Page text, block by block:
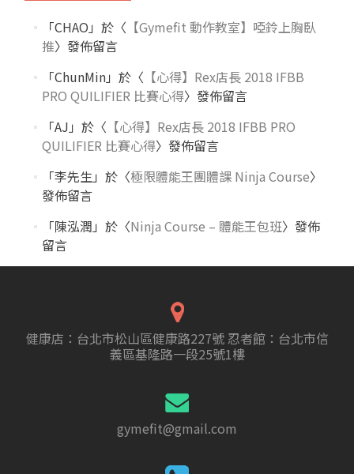
「CHAO 」於〈 【Gymefit 動作教室】啞鈴上胸臥
推〉發佈留言
「ChunMin」於〈 【心得】Rex店長 2018 IFBB
PRO QUILIFIER 比賽心得〉發佈留言
「AJ 」於〈 【心得】Rex店長 2018 IFBB PRO
QUILIFIER 比賽心得〉發佈留言
「李先生」於〈極限體能王團體課 Ninja Course〉
發佈留言
「陳泓潤 」於〈Ninja Course – 體能王包班〉發佈
留言
健康店：台北市松山區健康路227號 忍者館：台北市信
義區基隆路一段25號1樓
gymefit@gmail.com